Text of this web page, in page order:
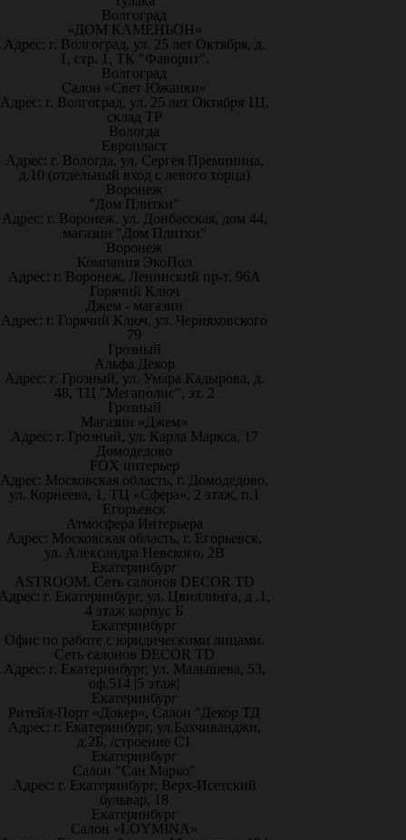
Волгоград
«ДОМ КАМЕНЬОН»
Адрес: г. Волгоград, ул. 25 лет Октября, д.
1, стр. 1, ТК "Фаворит".
Волгоград
Салон «Свет Южанки»
Адрес: г. Волгоград, ул. 25 лет Октября 1Ц,
склад ТР
Вологда
Европласт
Адрес: г. Вологда, ул. Сергея Преминина,
д.10 (отдельный вход с левого торца)
Воронеж
"Дом Плитки"
Адрес: г. Воронеж. ул. Донбасская, дом 44,
магазин "Дом Плитки"
Воронеж
Компания ЭкоПол
Адрес: г. Воронеж, Ленинский пр-т, 96А
Горячий Ключ
Джем - магазин
Адрес: г. Горячий Ключ, ул. Черняховского
79
Грозный
Альфа Декор
Адрес: г. Грозный, ул. Умара Кадырова, д.
48, ТЦ "Мегаполис", эт. 2
Грозный
Магазин «Джем»
Адрес: г. Грозный, ул. Карла Маркса, 17
Домодедово
FOX интерьер
Адрес: Московская область, г. Домодедово,
ул. Корнеева, 1, ТЦ «Сфера», 2 этаж, п.1
Егорьевск
Атмосфера Интерьера
Адрес: Московская область, г. Егорьевск,
ул. Александра Невского, 2В
Екатеринбург
ASTROOM. Сеть салонов DECOR TD
г. Екатеринбург, ул. Цвиллинга, д .1,
4 этаж корпус Б
Екатеринбург
Офис по работе с юридическими лицами.
Сеть салонов DECOR TD
Адрес: г. Екатеринбург, ул. Малышева, 53,
оф.514 |5 этаж|
Екатеринбург
Ритейл-Порт «Докер», Салон "Декор ТД
Адрес: г. Екатеринбург, ул.Бахчиванджи,
д.2Б, /строение С1
Екатеринбург
Салон "Сан Марко"
Адрес: г. Екатеринбург, Верх-Исетский
бульвар, 18
Екатеринбург
Салон «LOYMINA»